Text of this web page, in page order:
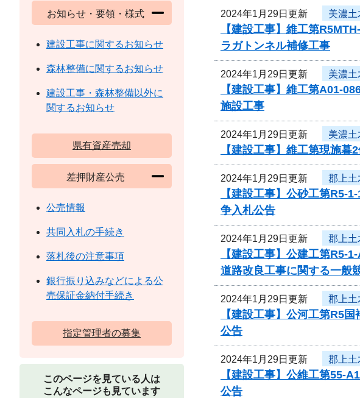
2024年1月29日更新 美濃
【建設工事】維工第
ラガトンネル補修工事
2024年1月29日更新 美濃
【建設工事】維工第A01-
施設工事
2024年1月29日更新 美濃
【建設工事】維工第現施
2024年1月29日更新 郡上土
【建設工事】公砂工第R5-
争入札公告
2024年1月29日更新 郡上土
【建設工事】公建工第
道路改良工事に関する一般
2024年1月29日更新 郡上土
【建設工事】公河工第R5
公告
2024年1月29日更新 郡上土
【建設工事】公維工第55-
公告
お知らせ・要領・様式
建設工事に関するお知らせ
森林整備に関するお知らせ
建設工事・森林整備以外に
関するお知らせ
県有資産売却
差押財産公売
公売情報
共同入札の手続き
落札後の注意事項
銀行振り込みなどによる公
売保証金納付手続き
指定管理者の募集
このページを見ている人は
こんなページも見ています